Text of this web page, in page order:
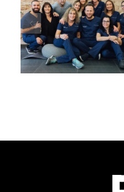
Clínica Frielander –
Fotos corporativas